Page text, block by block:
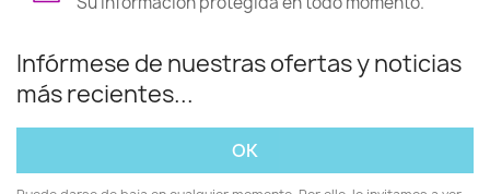
Infórmese de nuestras ofertas y noticias
más recientes...